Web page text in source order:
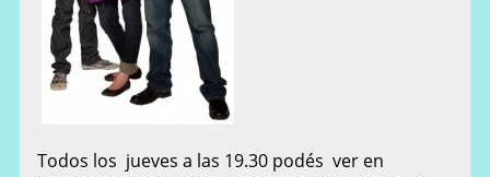
Todos los jueves a las 19.30 podés ver en